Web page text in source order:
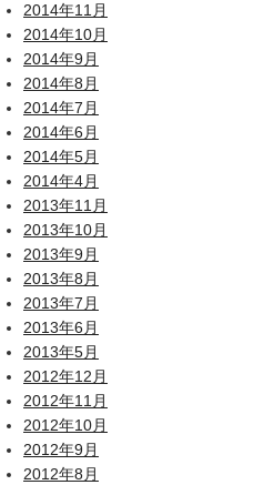
2014年11月
2014年10月
2014年9月
2014年8月
2014年7月
2014年6月
2014年5月
2014年4月
2013年11月
2013年10月
2013年9月
2013年8月
2013年7月
2013年6月
2013年5月
2012年12月
2012年11月
2012年10月
2012年9月
2012年8月